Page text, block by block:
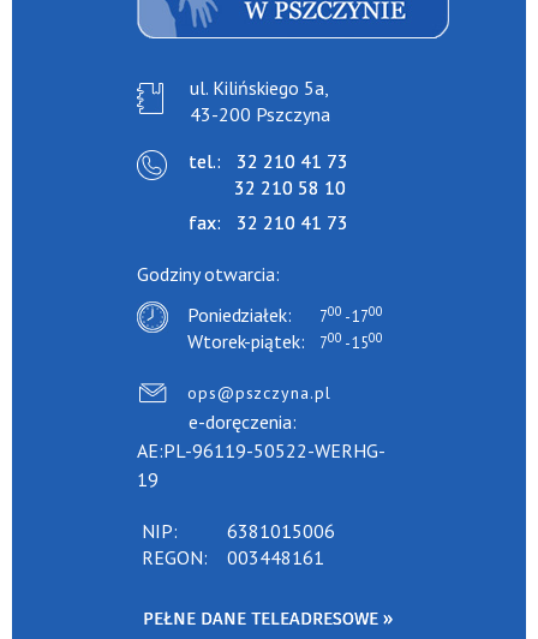
ul. Kilińskiego 5a,
43-200 Pszczyna
tel.:
32 210 41 73
32 210 58 10
fax:
32 210 41 73
Godziny otwarcia:
Poniedziałek:
700 - 1700
Wtorek-piątek: 700 - 1500
ops@pszczyna.pl
e-doręczenia:
AE:PL-96119-50522-WERHG-
19
NIP:
6381015006
REGON:
003448161
PEŁNE DANE TELEADRESOWE »